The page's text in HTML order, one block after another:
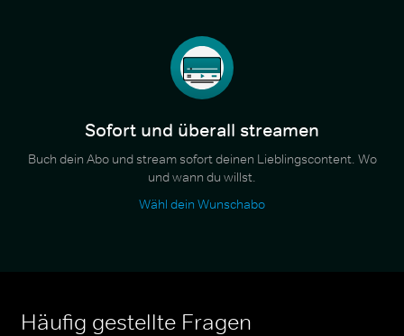
Sofort und überall streamen
Buch dein Abo und stream sofort deinen Lieblingscontent. Wo
und wann du willst.
Wähl dein Wunschabo
Häufig gestellte Fragen